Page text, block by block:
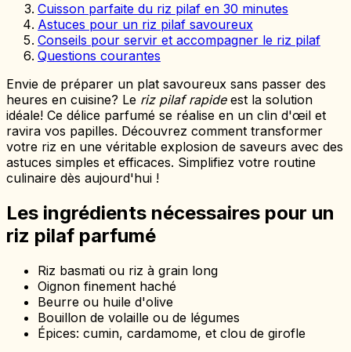
Cuisson parfaite du riz pilaf en 30 minutes
Astuces pour un riz pilaf savoureux
Conseils pour servir et accompagner le riz pilaf
Questions courantes
Envie de préparer un plat savoureux sans passer des
heures en cuisine? Le riz pilaf rapideest la solution
idéale! Ce délice parfumé se réalise en un clin d'œil et
ravira vos papilles. Découvrez comment transformer
votre riz en une véritable explosion de saveurs avec des
astuces simples et efficaces. Simplifiez votre routine
culinaire dès aujourd'hui !
Les ingrédients nécessaires pour un
riz pilaf parfumé
Riz basmati ou riz à grain long
Oignon finement haché
Beurre ou huile d'olive
Bouillon de volaille ou de légumes
Épices: cumin, cardamome, et clou de girofle